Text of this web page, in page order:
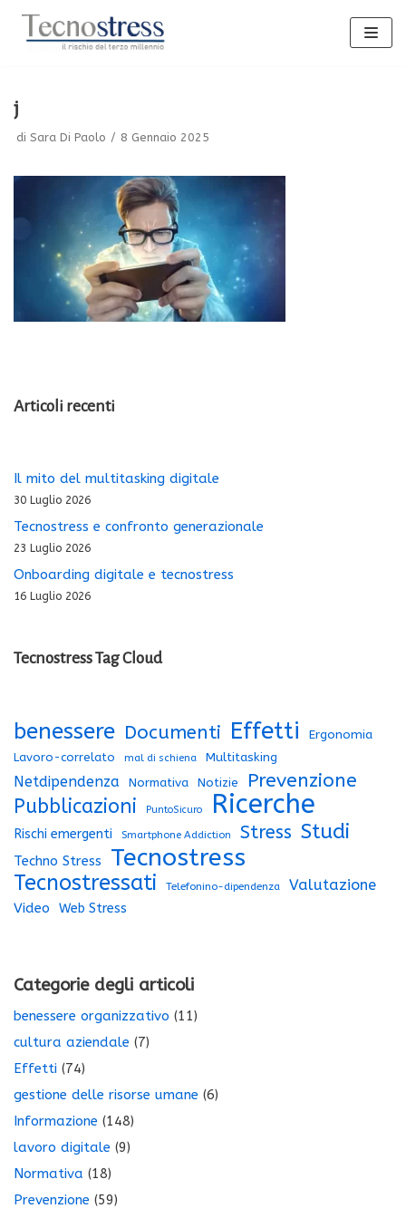
j
di Sara Di Paolo 8 Gennaio 2025
Articoli recenti
Il mito del multitasking digitale
30 Luglio 2026
Tecnostress e confronto generazionale
23 Luglio 2026
Onboarding digitale e tecnostress
16 Luglio 2026
Tecnostress Tag Cloud
benessere Documenti Effetti Ergonomia
Lavoro-correlato mal di schiena Multitasking
Netdipendenza Normativa Notizie Prevenzione
Pubblicazioni PuntoSicuro Ricerche
Rischi emergenti Smartphone Addiction Stress Studi
Techno Stress Tecnostress
Tecnostressati Telefonino-dipendenza Valutazione
Video Web Stress
Categorie degli articoli
benessere organizzativo (11)
cultura aziendale (7)
Effetti (74)
gestione delle risorse umane (6)
Informazione (148)
lavoro digitale (9)
Normativa (18)
Prevenzione (59)